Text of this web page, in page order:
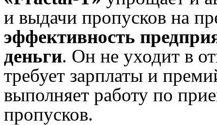
и выдачи пропусков на
эффективность
деньги. Он не уходит в
требует зарплаты и
выполняет работу по
пропусков.